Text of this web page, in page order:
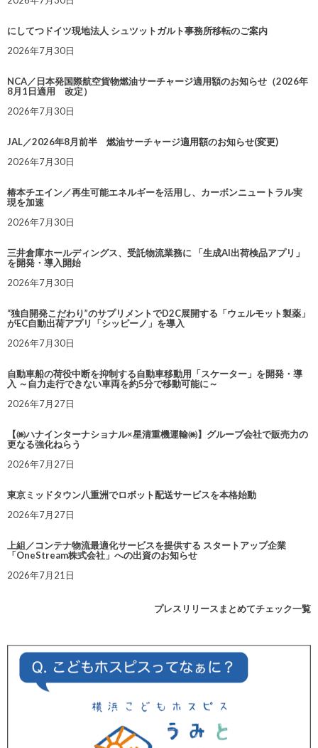
にしてつドイツ現地法人 シュツットガルト事務所移転のご案内
2026年7月30日
NCA／日本発国際航空貨物燃油サーチャージ適用額のお知らせ（2026年
8月1日適用 改定）
2026年7月30日
JAL／2026年8月前半 燃油サーチャージ適用額のお知らせ(変更)
2026年7月30日
椿本チエイン／再生可能エネルギーを活用し、カーボンニュートラル実
現を加速
2026年7月30日
三井倉庫ホールディングス、受託物流業務に 「生成AI出荷検品アプリ」
を開発・導入開始
2026年7月30日
“独自開発こだわり”のサプリメントでD2C展開する「ウェルモット製薬」
がEC自動出荷アプリ「シッピーノ」を導入
2026年7月30日
自動車船の荷役中断を抑制する自動車移動用「スケーター」を開発・導
入 ～自力走行できない車両を約5分で移動可能に～
2026年7月27日
【㈱ハナインターナショナル×星清重機運輸㈱】グループ会社で販売力の
更なる強化ねらう
2026年7月27日
東京ミッドタウン八重洲でロボット配送サービスを本格始動
2026年7月27日
上組／コンテナ物流最適化サービスを提供する スタートアップ企業
「OneStream株式会社」への出資のお知らせ
2026年7月21日
プレスリリースまとめてチェック一覧